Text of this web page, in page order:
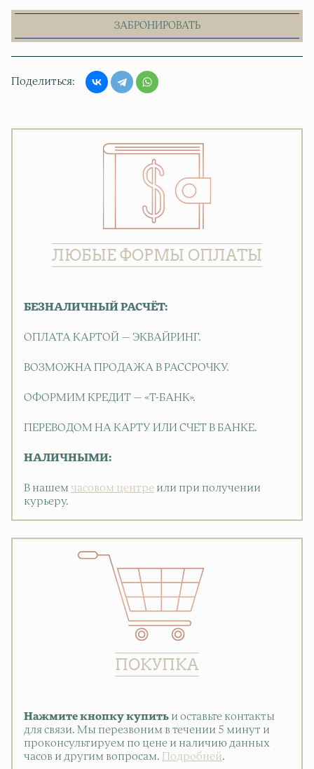
ЗАБРОНИРОВАТЬ
Поделиться
ЛЮБЫЕ ФОРМЫ ОПЛАТЫ
БЕЗНАЛИЧНЫЙ РАСЧЁТ:
ОПЛАТА КАРТОЙ — ЭКВАЙРИНГ.
ВОЗМОЖНА ПРОДАЖА В РАССРОЧКУ.
ОФОРМИМ КРЕДИТ — «Т-БАНК».
ПЕРЕВОДОМ НА КАРТУ ИЛИ СЧЕТ В БАНКЕ.
НАЛИЧНЫМИ:
В нашем часовом центре или при получении
курьеру.
ПОКУПКА
Нажмите кнопку купить и оставьте контакты
для связи. Мы перезвоним в течении 5 минут и
проконсультируем по цене и наличию данных
часов и другим вопросам.
Подробней.